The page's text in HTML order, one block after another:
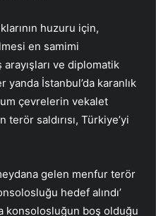
huzuru için,
en samimi
ve diplomatik
İstanbul’da karanlık
çevrelerin vekalet
saldırısı, Türkiye’yi
gelen menfur terör
hedef alındı’
konsolosluğun boş olduğu